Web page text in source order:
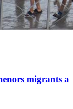
migrants a